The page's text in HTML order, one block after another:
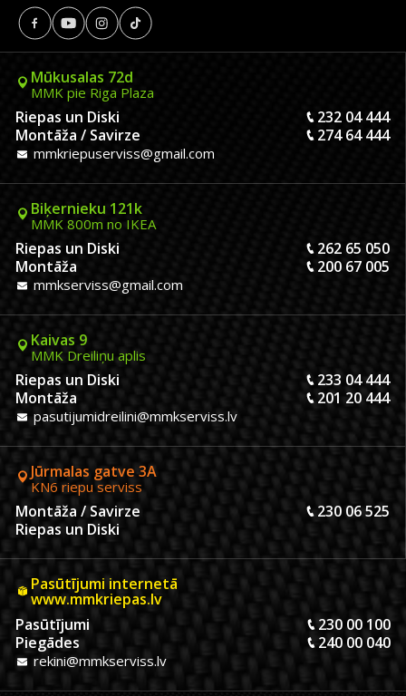
Mūkusalas 72d
MMK pie Riga Plaza
Riepas un Diski
232 04 444
Montāža / Savirze
274 64 444
mmkriepuserviss@gmail.com
Biķernieku 121k
MMK 800m no IKEA
Riepas un Diski
262 65 050
Montāža
200 67 005
mmkserviss@gmail.com
Kaivas 9
MMK Dreiliņu aplis
Riepas un Diski
233 04 444
Montāža
201 20 444
pasutijumidreilini@mmkserviss.lv
Jūrmalas gatve 3A
KN6 riepu serviss
Montāža / Savirze
230 06 525
Riepas un Diski
Pasūtījumi internetā
www.mmkriepas.lv
Pasūtījumi
230 00 100
Piegādes
240 00 040
rekini@mmkserviss.lv